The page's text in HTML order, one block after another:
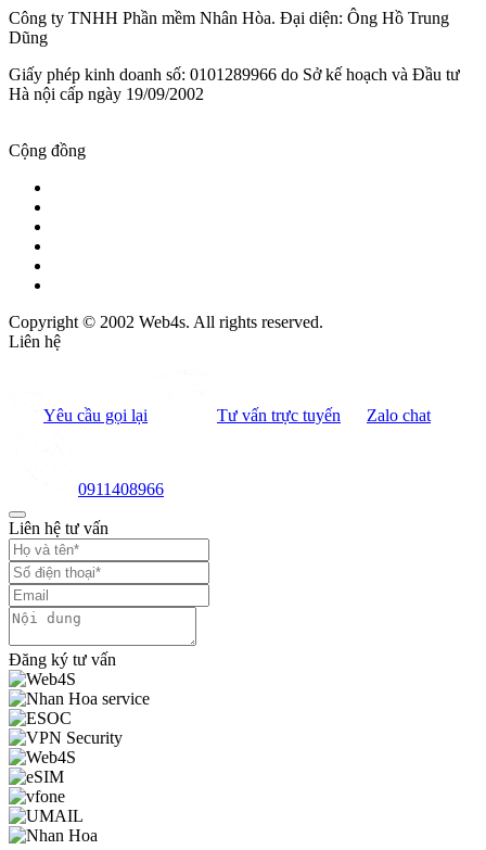
Công ty TNHH Phần mềm Nhân Hòa. Đại diện: Ông Hồ Trung
Dũng
Giấy phép kinh doanh số: 0101289966 do Sở kế hoạch và Đầu tư
Hà nội cấp ngày 19/09/2002
Cộng đồng
Copyright © 2002 Web4s. All rights reserved.
Liên hệ
Yêu cầu gọi lại Tư vấn trực tuyến Zalo chat
0911408966
Liên hệ tư vấn
Đăng ký tư vấn